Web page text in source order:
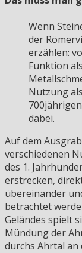
Wenn
der
erzählen:
Funktion
Nutzung
dabei.
Auf dem
verschiedenen
des 1.
erstrecken,
übereinander
betrachtet
Geländes spielt
Mündung der
durchs Ahrtal an